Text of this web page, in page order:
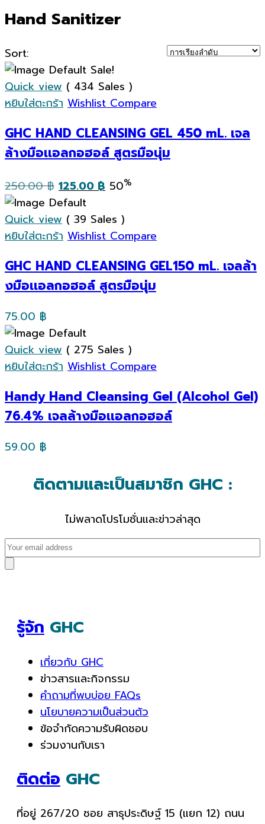
Hand Sanitizer
Sort:
Sale!
Quick view ( 434 Sales )
หยิบใส่ตะกร้า Wishlist Compare
GHC HAND CLEANSING GEL 450 mL. เจล
ล้างมือเเอลกอฮอล์ สูตรมือนุ่ม
250.00฿ Original
price
was:
250.00 ฿.
125.00฿ Current
is:
125.00 ฿.
50%
Quick view ( 39 Sales )
หยิบใส่ตะกร้า Wishlist Compare
GHC HAND CLEANSING GEL150 mL. เจลล้า
งมือเเอลกอฮอล์ สูตรมือนุ่ม
75.00 ฿
Quick view ( 275 Sales )
หยิบใส่ตะกร้า Wishlist Compare
Handy Hand Cleansing Gel (Alcohol Gel)
76.4% เจลล้างมือเเอลกอฮอล์
59.00 ฿
ติดตามและเป็นสมาชิก GHC :
ไม่พลาดโปรโมชั่นและข่าวล่าสุด
รู้จัก GHC
เกี่ยวกับ GHC
ข่าวสารและกิจกรรม
คำถามที่พบบ่อย FAQs
นโยบายความเป็นส่วนตัว
ข้อจำกัดความรับผิดชอบ
ร่วมงานกับเรา
ติดต่อ GHC
ที่อยู่ 267/20 ซอย สาธุประดิษฐ์ 15 (แยก 12) ถนน